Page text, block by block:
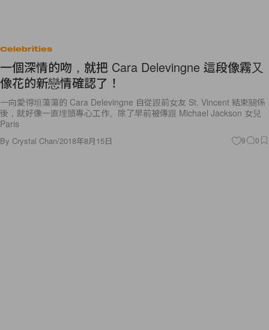
Celebrities
一個深情的吻，就把 Cara Delevingne 這段像霧又
像花的新戀情確認了！
一向愛得坦蕩蕩的 Cara Delevingne 自從跟前女友 St. Vincent 結束關係
後，就好像一直埋頭專心工作。除了早前被傳跟 Michael Jackson 女兒
Paris
By Crystal Chan/2018年8月15日 9 0